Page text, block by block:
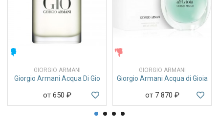
GIORGIO ARMANI
Giorgio Armani Acqua Di Gio
от 650 ₽
GIORGIO ARMANI
Giorgio Armani Acqua di Gioia
от 7 870 ₽